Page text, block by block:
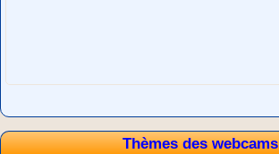
Thèmes des webcams